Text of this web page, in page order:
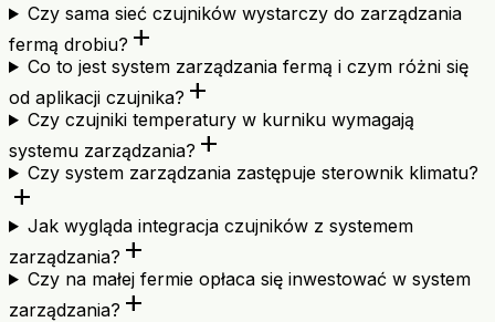
Czy sama sieć czujników wystarczy do zarządzania
fermą drobiu? add
Co to jest system zarządzania fermą i czym różni się
od aplikacji czujnika? add
Czy czujniki temperatury w kurniku wymagają
systemu zarządzania? add
Czy system zarządzania zastępuje sterownik klimatu?
add
Jak wygląda integracja czujników z systemem
zarządzania? add
Czy na małej fermie opłaca się inwestować w system
zarządzania? add